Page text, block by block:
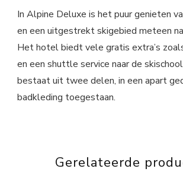
In Alpine Deluxe is het puur genieten
en een uitgestrekt skigebied meteen
Het hotel biedt vele gratis extra’s
en een shuttle service naar de
bestaat uit twee delen, in een apart
badkleding toegestaan.
Gerelateerde